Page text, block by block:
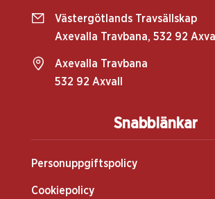
Snabblänkar
Personuppgiftspolicy
Cookiepolicy
Västergötlands Travsällskap
Axevalla Travbana, 532 92 Axvall
Axevalla Travbana
532 92 Axvall